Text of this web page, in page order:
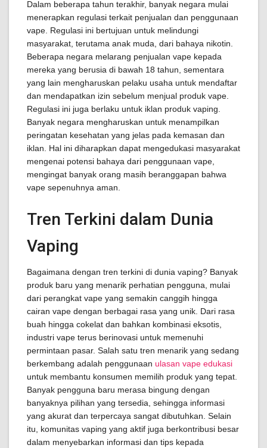
Dalam beberapa tahun terakhir, banyak negara mulai
menerapkan regulasi terkait penjualan dan penggunaan
vape. Regulasi ini bertujuan untuk melindungi
masyarakat, terutama anak muda, dari bahaya nikotin.
Beberapa negara melarang penjualan vape kepada
mereka yang berusia di bawah 18 tahun, sementara
yang lain mengharuskan pelaku usaha untuk mendaftar
dan mendapatkan izin sebelum menjual produk vape.
Regulasi ini juga berlaku untuk iklan produk vaping.
Banyak negara mengharuskan untuk menampilkan
peringatan kesehatan yang jelas pada kemasan dan
iklan. Hal ini diharapkan dapat mengedukasi masyarakat
mengenai potensi bahaya dari penggunaan vape,
mengingat banyak orang masih beranggapan bahwa
vape sepenuhnya aman.
Tren Terkini dalam Dunia
Vaping
Bagaimana dengan tren terkini di dunia vaping? Banyak
produk baru yang menarik perhatian pengguna, mulai
dari perangkat vape yang semakin canggih hingga
cairan vape dengan berbagai rasa yang unik. Dari rasa
buah hingga cokelat dan bahkan kombinasi eksotis,
industri vape terus berinovasi untuk memenuhi
permintaan pasar. Salah satu tren menarik yang sedang
berkembang adalah penggunaan ulasan vape edukasi
untuk membantu konsumen memilih produk yang tepat.
Banyak pengguna baru merasa bingung dengan
banyaknya pilihan yang tersedia, sehingga informasi
yang akurat dan terpercaya sangat dibutuhkan. Selain
itu, komunitas vaping yang aktif juga berkontribusi besar
dalam menyebarkan informasi dan tips kepada